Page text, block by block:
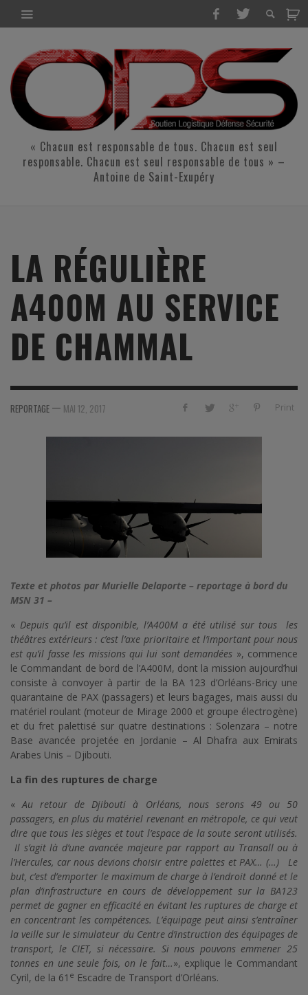
« Chacun est responsable de tous. Chacun est seul
responsable. Chacun est seul responsable de tous » –
Antoine de Saint-Exupéry
LA RÉGULIÈRE
A400M AU SERVICE
DE CHAMMAL
Print
REPORTAGE — MAI 12, 2017
Texte et photos par Murielle Delaporte – reportage à bord du
MSN 31 –
« Depuis qu’il est disponible, l’A400M a été utilisé sur tous les
théâtres extérieurs : c’est l’axe prioritaire et l’important pour nous
est qu’il fasse les missions qui lui sont demandées », commence
le Commandant de bord de l’A400M, dont la mission aujourd’hui
consiste à convoyer à partir de la BA 123 d’Orléans-Bricy une
quarantaine de PAX (passagers) et leurs bagages, mais aussi du
matériel roulant (moteur de Mirage 2000 et groupe électrogène)
et du fret palettisé sur quatre destinations : Solenzara – notre
Base avancée projetée en Jordanie – Al Dhafra aux Emirats
Arabes Unis – Djibouti.
La fin des ruptures de charge
«Au retour de Djibouti à Orléans, nous serons 49 ou 50
passagers, en plus du matériel revenant en métropole, ce qui veut
dire que tous les sièges et tout l’espace de la soute seront utilisés.
Il s’agit là d’une avancée majeure par rapport au Transall ou à
l’Hercules, car nous devions choisir entre palettes et PAX… (…) Le
but, c’est d’emporter le maximum de charge à l’endroit donné et le
plan d’infrastructure en cours de développement sur la BA123
permet de gagner en efficacité en évitant les ruptures de charge et
en concentrant les compétences. L’équipage peut ainsi s’entraîner
la veille sur le simulateur du Centre d’instruction des équipages de
transport, le CIET, si nécessaire. Si nous pouvons emmener 25
tonnes en une seule fois, on le fait…», explique le Commandant
Cyril, de la 61 e Escadre de Transport d’Orléans.